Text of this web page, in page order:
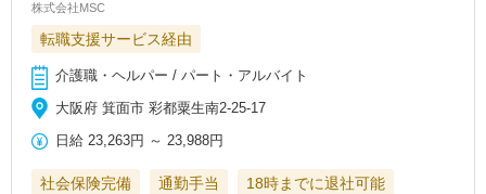
株式会社MSC
転職支援サービス経由
介護職・ヘルパー / パート・アルバイト
大阪府 箕面市 彩都粟生南2‐25-17
日給 23,263円 ～23,988円
社会保険完備 通勤手当 18時までに退社可能